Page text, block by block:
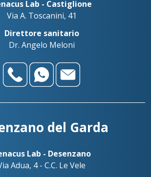
Lab - Castiglione
Via A. Toscanini, 41
Direttore sanitario
Dr. Angelo Meloni
del Garda
Lab - Desenzano
Adua, 4 - C.C. Le Vele